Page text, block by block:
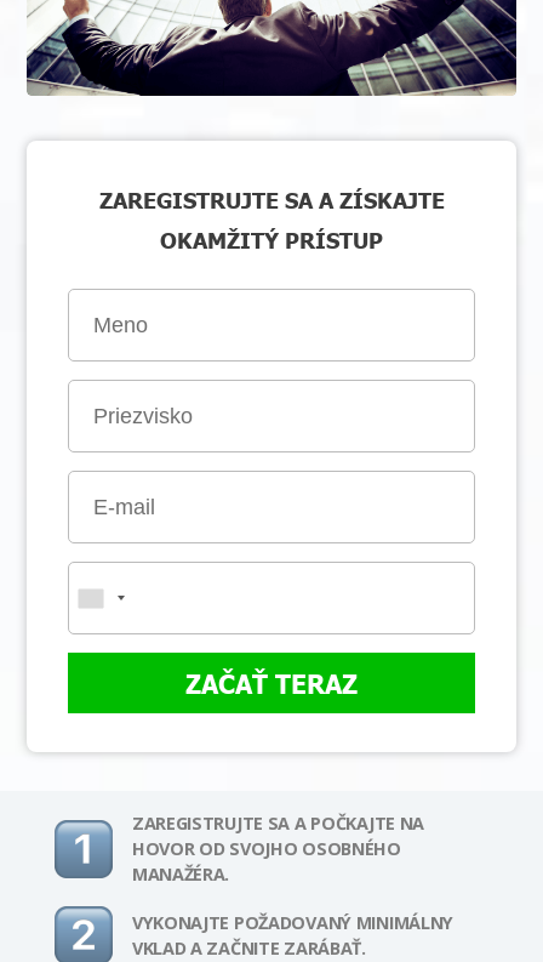
ZAREGISTRUJTE SA A ZÍSKAJTE
OKAMŽITÝ PRÍSTUP
ZAČAŤ TERAZ
ZAREGISTRUJTE SA A POČKAJTE NA
HOVOR OD SVOJHO OSOBNÉHO
MANAŽÉRA.
VYKONAJTE POŽADOVANÝ MINIMÁLNY
VKLAD A ZAČNITE ZARÁBAŤ.